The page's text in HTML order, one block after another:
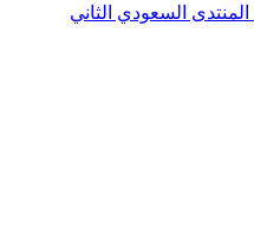
المنتدى السعودي الثاني